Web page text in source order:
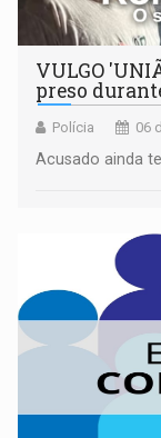
VULGO
preso
Polícia 06
Acusado ainda